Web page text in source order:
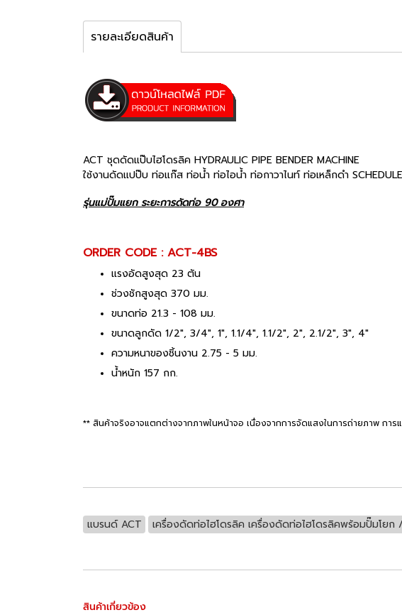
รายละเอียดสินค้า
ACT ชุดดัดแป๊บไฮโดรลิค HYDRAULIC PIPE BENDER MACHINE
ใช้งานดัดแปป๊บ ท่อแก๊ส ท่อน้ำ ท่อไอน้ำ ท่อกาวาไนท์ ท่อเหล็กดำ
รุ่นแม่ปั๊มแยก ระยะการดัดท่อ 90 องศา
ORDER CODE : ACT-4BS
แรงอัดสูงสุด 23 ตัน
ช่วงชักสูงสุด 370 มม.
ขนาดท่อ 21.3 - 108 มม.
ขนาดลูกดัด 1/2", 3/4", 1", 1.1/4", 1.1/2", 2", 2.1/2", 3", 4"
ความหนาของชิ้นงาน 2.75 - 5 มม.
น้ำหนัก 157 กก.
** สินค้าจริงอาจแตกต่างจากภาพในหน้าจอ เนื่องจากการจัดแสงในการถ่ายภาพ ก
แบรนด์ ACT เครื่องดัดท่อไฮโดรลิค เครื่องดัดท่อไฮโดรลิคพร้อมปั๊มโยก
สินค้าเกี่ยวข้อง